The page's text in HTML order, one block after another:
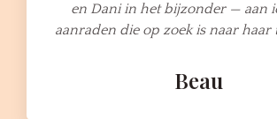
en Dani in het bijzonder — aan
aanraden die op zoek is naar
Beau